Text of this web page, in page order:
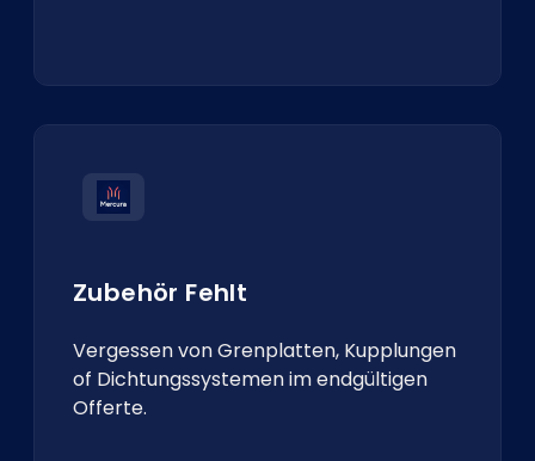
Zubehör Fehlt
Vergessen von Grenplatten, Kupplungen
of Dichtungssystemen im endgültigen
Offerte.